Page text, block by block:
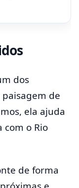
dos
de
ela ajuda
com o Rio
de forma